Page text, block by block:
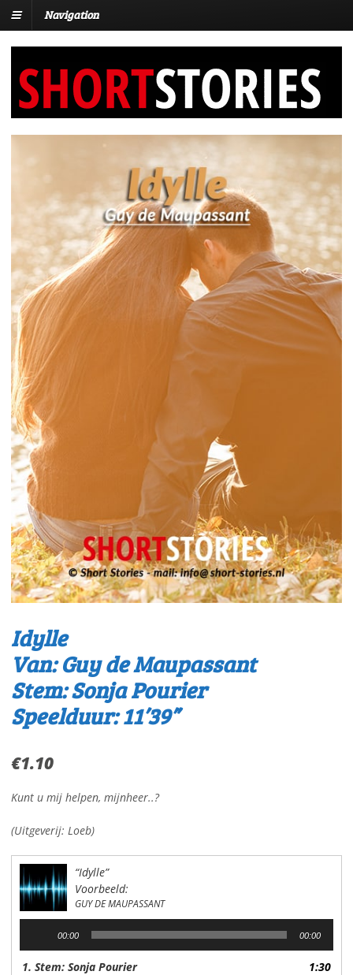
Navigation
Idylle
Van: Guy de Maupassant
Stem: Sonja Pourier
Speelduur: 11’39”
€1.10
Kunt u mij helpen, mijnheer..?
(Uitgeverij: Loeb)
“Idylle”
Voorbeeld:
GUY DE MAUPASSANT
00:00 00:00
1. Stem: Sonja Pourier 1:30